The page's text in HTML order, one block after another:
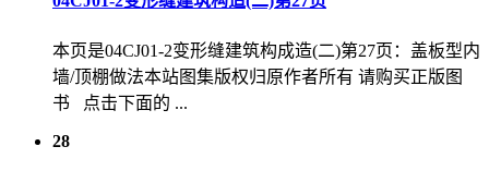
本页是04CJ01-2变形缝建筑构成造(二)第27页：盖板型内
墙/顶棚做法本站图集版权归原作者所有 请购买正版图
书 点击下面的 ...
28